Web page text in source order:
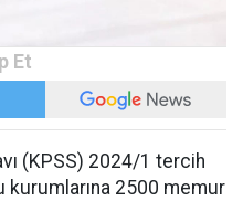
(KPSS) 2024/1 tercih
kurumlarına 2500 memur